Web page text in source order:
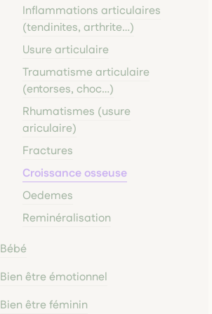
Inflammations articulaires
(tendinites, arthrite…)
Usure articulaire
Traumatisme articulaire
(entorses, choc…)
Rhumatismes (usure
ariculaire)
Fractures
Croissance osseuse
Oedemes
Reminéralisation
Bébé
Bien être émotionnel
Bien être féminin